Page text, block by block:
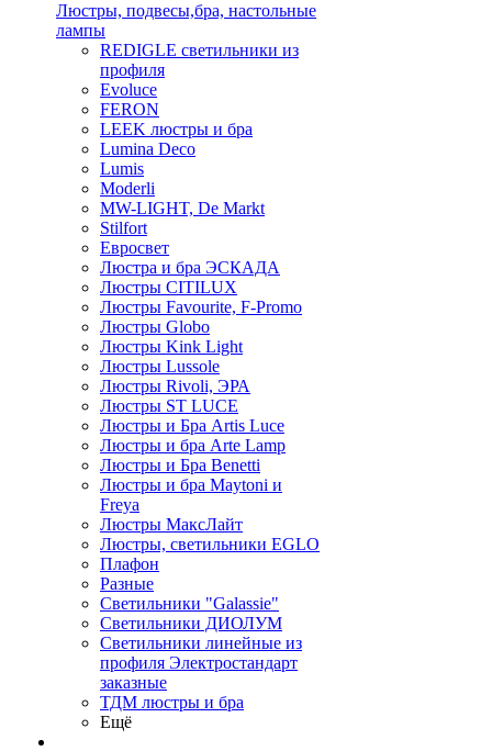
Люстры, подвесы,бра, настольные
лампы
REDIGLE светильники из
профиля
Evoluce
FERON
LEEK люстры и бра
Lumina Deco
Lumis
Moderli
MW-LIGHT, De Markt
Stilfort
Евросвет
Люстра и бра ЭСКАДА
Люстры CITILUX
Люстры Favourite, F-Promo
Люстры Globo
Люстры Kink Light
Люстры Lussole
Люстры Rivoli, ЭРА
Люстры ST LUCE
Люстры и Бра Artis Luce
Люстры и бра Arte Lamp
Люстры и Бра Benetti
Люстры и бра Maytoni и
Freya
Люстры МаксЛайт
Люстры, светильники EGLO
Плафон
Разные
Светильники "Galassie"
Светильники ДИОЛУМ
Светильники линейные из
профиля Электростандарт
заказные
ТДМ люстры и бра
Ещё